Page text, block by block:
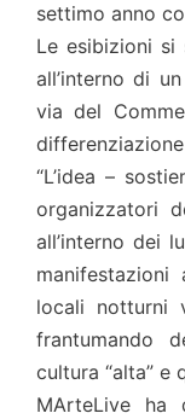
settimo anno
Le esibizioni si
all’interno di
via del
“L’idea –
organizzatori
all’interno dei
locali notturni
frantumando
cultura “alta” e
MArteLive ha